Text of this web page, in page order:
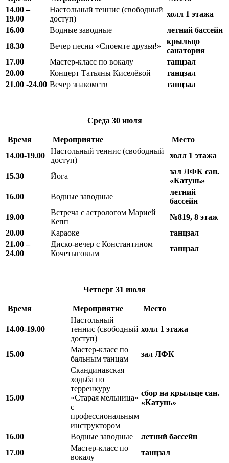
14.00 –
19.00
Настольный теннис (свободный
доступ)
холл 1 этажа
16.00
Водные заводные
летний бассейн
18.30
Вечер песни «Споемте друзья!»
крыльцо
санатория
17.00
Мастер-класс по вокалу
танцзал
20.00
Концерт Татьяны Киселёвой
танцзал
21.00 -24.00 Вечер знакомств танцзал
Среда 30 июля
Время Мероприятие
Место
14.00-19.00
Настольный теннис (свободный
доступ)
холл 1 этажа
15.30 Йога
зал ЛФК сан.
«Катунь»
16.00
Водные заводные
летний
бассейн
19.00
Встреча с астрологом Марией
Кепп
№819, 8 этаж
20.00
Караоке
танцзал
21.00 –
24.00
Диско-вечер с Константином
Кочетыговым
танцзал
Четверг 31 июля
Время Мероприятие Место
14.00-19.00
Настольный
теннис (свободный
доступ)
холл 1 этажа
15.00
Мастер-класс по
бальным танцам
зал ЛФК
15.00
Скандинавская
ходьба по
терренкуру
«Старая мельница»
с
профессиональным
инструктором
сбор на крыльце сан.
«Катунь»
16.00 Водные заводные
летний бассейн
17.00
Мастер-класс по
вокалу
танцзал